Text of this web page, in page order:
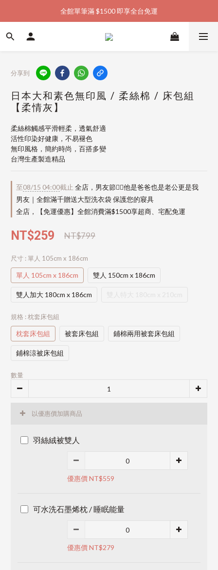
加入會員購物金  馬上領  馬上折
全館單筆滿 $1500 即享全台免運
加入會員購物金  馬上領  馬上折
分享到
日本大和素色無印風 / 柔絲棉 / 床包組
【柔情灰】
柔絲棉觸感平滑輕柔，透氣舒適
活性印染好健康，不易褪色
無印風格，簡約時尚，百搭多變
台灣生產製造精品
至08/15 04:00截止 全店，男友節👱‍♂️他是爸爸也是老公更是我
男友｜全館滿千贈送大型洗衣袋 保護您的寢具
全店，【免運優惠】全館消費滿$1500享超商、宅配免運
NT$799
NT$259
尺寸 : 單人 105cm x 186cm
單人 105cm x 186cm 雙人 150cm x 186cm
雙人加大 180cm x 186cm
規格 : 枕套床包組
枕套床包組 被套床包組 鋪棉兩用被套床包組
鋪棉涼被床包組
數量
以優惠價加購商品
羽絲絨被雙人
優惠價 NT$559
可水洗石墨烯枕 / 睡眠能量
優惠價 NT$279